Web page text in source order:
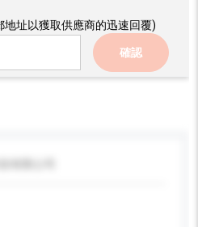
地址以獲取供應商的迅速回覆)
確認